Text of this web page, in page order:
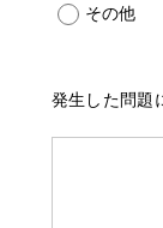
その他
発生した問題